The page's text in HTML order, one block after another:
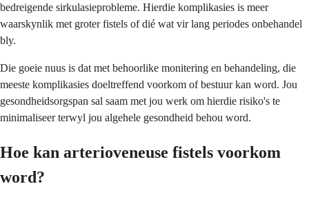
bedreigende sirkulasieprobleme. Hierdie komplikasies is meer
waarskynlik met groter fistels of dié wat vir lang periodes onbehandel
bly.
Die goeie nuus is dat met behoorlike monitering en behandeling, die
meeste komplikasies doeltreffend voorkom of bestuur kan word. Jou
gesondheidsorgspan sal saam met jou werk om hierdie risiko's te
minimaliseer terwyl jou algehele gesondheid behou word.
Hoe kan arterioveneuse fistels voorkom
word?